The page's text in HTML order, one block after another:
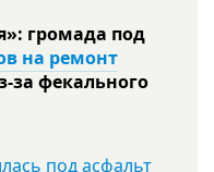
громада под
на ремонт
за фекального
под асфальт